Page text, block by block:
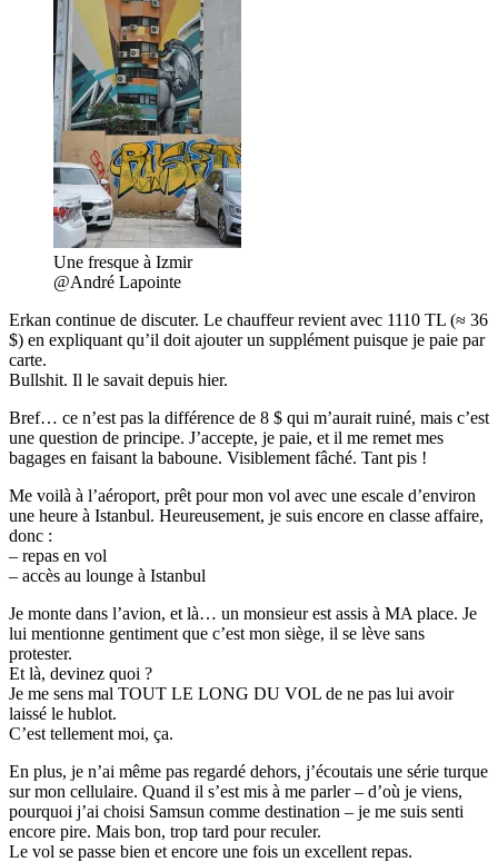
Une fresque à Izmir
@André Lapointe
Erkan continue de discuter. Le chauffeur revient avec 1110 TL (≈ 36
$) en expliquant qu’il doit ajouter un supplément puisque je paie par
carte.
Bullshit. Il le savait depuis hier.
Bref… ce n’est pas la différence de 8 $ qui m’aurait ruiné, mais c’est
une question de principe. J’accepte, je paie, et il me remet mes
bagages en faisant la baboune. Visiblement fâché. Tant pis !
Me voilà à l’aéroport, prêt pour mon vol avec une escale d’environ
une heure à Istanbul. Heureusement, je suis encore en classe affaire,
donc :
– repas en vol
– accès au lounge à Istanbul
Je monte dans l’avion, et là… un monsieur est assis à MA place. Je
lui mentionne gentiment que c’est mon siège, il se lève sans
protester.
Et là, devinez quoi ?
Je me sens mal TOUT LE LONG DU VOL de ne pas lui avoir
laissé le hublot.
C’est tellement moi, ça.
En plus, je n’ai même pas regardé dehors, j’écoutais une série turque
sur mon cellulaire. Quand il s’est mis à me parler – d’où je viens,
pourquoi j’ai choisi Samsun comme destination – je me suis senti
encore pire. Mais bon, trop tard pour reculer.
Le vol se passe bien et encore une fois un excellent repas.